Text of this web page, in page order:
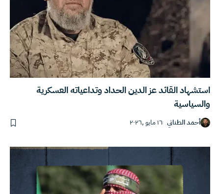
استشهاد القائد عز الدين الحداد وتداعياته العسكرية
والسياسية
أحمد الطناني ١٦ مايو ,٢٠٢٦